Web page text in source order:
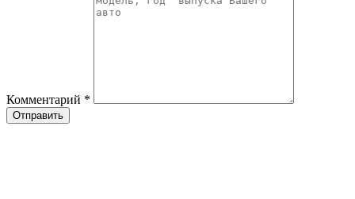
Комментарий *
Отправить